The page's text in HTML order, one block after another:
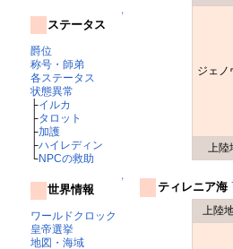
↑
ステータス
爵位
称号・師弟
各ステータス
状態異常
├イルカ
├タロット
├加護
├ハイレディン
└NPCの救助
↑
世界情報
ワールドクロック
皇帝選挙
地図・海域
上
ジェノ
ティレニア海
上陸